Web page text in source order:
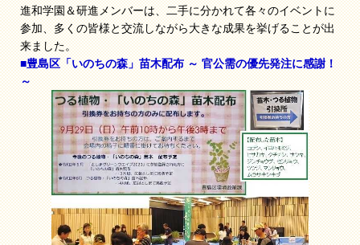
進和学園＆研進メンバーは、二手に分かれて各々のイベントに
参加、多くの皆様と交流しながら大きな成果を挙げることが出
来ました。
■豊島区「いのちの森」苗木配布 ～ 官公需の優先発注に感謝！
～